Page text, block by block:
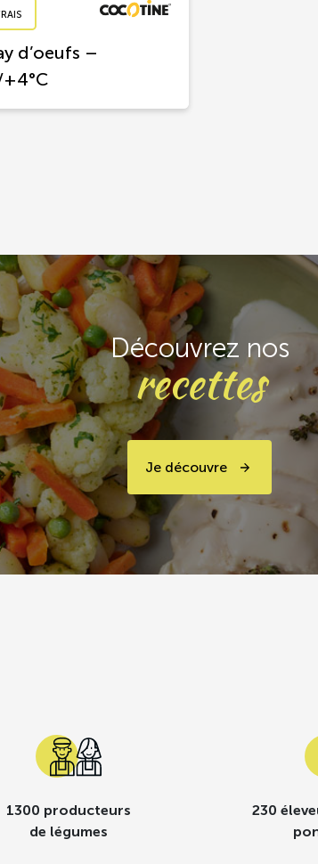
d’oeufs –
+4°C
Découvrez nos
recettes
Je découvre
1300 producteurs
de légumes
230